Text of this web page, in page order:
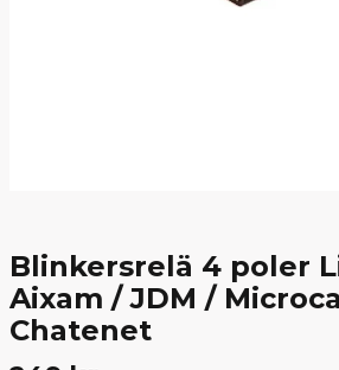
Blinkersrelä 4 poler
Aixam / JDM /
Chatenet